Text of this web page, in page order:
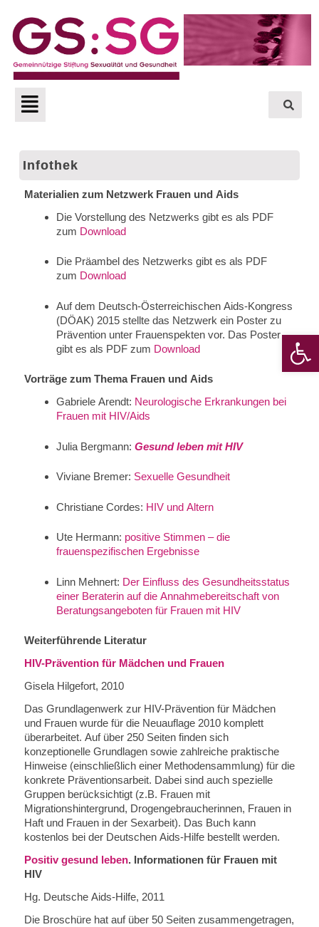
Inhalt
springen
Menü
Infothek
Materialien zum Netzwerk Frauen und Aids
Die Vorstellung des Netzwerks gibt es als PDF
zum Download
Die Präambel des Netzwerks gibt es als PDF
zum Download
Auf dem Deutsch-Österreichischen Aids-Kongress
(DÖAK) 2015 stellte das Netzwerk ein Poster zu
Prävention unter Frauenspekten vor. Das Poster
gibt es als PDF zum Download
Vorträge zum Thema Frauen und Aids
Gabriele Arendt: Neurologische Erkrankungen bei
Frauen mit HIV/Aids
Julia Bergmann: Gesund leben mit HIV
Viviane Bremer: Sexuelle Gesundheit
Christiane Cordes: HIV und Altern
Ute Hermann: positive Stimmen – die
frauenspezifischen Ergebnisse
Linn Mehnert: Der Einfluss des Gesundheitsstatus
einer Beraterin auf die Annahmebereitschaft von
Beratungsangeboten für Frauen mit HIV
Weiterführende Literatur
HIV-Prävention für Mädchen und Frauen
Gisela Hilgefort, 2010
Das Grundlagenwerk zur HIV-Prävention für Mädchen
und Frauen wurde für die Neuauflage 2010 komplett
überarbeitet. Auf über 250 Seiten finden sich
konzeptionelle Grundlagen sowie zahlreiche praktische
Hinweise (einschließlich einer Methodensammlung) für die
konkrete Präventionsarbeit. Dabei sind auch spezielle
Gruppen berücksichtigt (z.B. Frauen mit
Migrationshintergrund, Drogengebraucherinnen, Frauen in
Haft und Frauen in der Sexarbeit). Das Buch kann
kostenlos bei der Deutschen Aids-Hilfe bestellt werden.
Positiv gesund leben. Informationen für Frauen mit
HIV
Hg. Deutsche Aids-Hilfe, 2011
Die Broschüre hat auf über 50 Seiten zusammengetragen,